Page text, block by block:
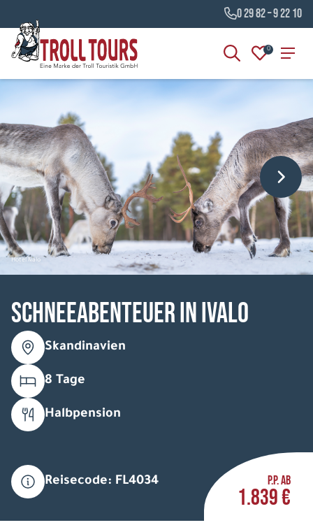
0 29 82 – 9 22 10
0
Hotel Ivalo
Schneeabenteuer in Ivalo
Skandinavien
8 Tage
Halbpension
Reisecode: FL4034 P.P. AB
1.839 €